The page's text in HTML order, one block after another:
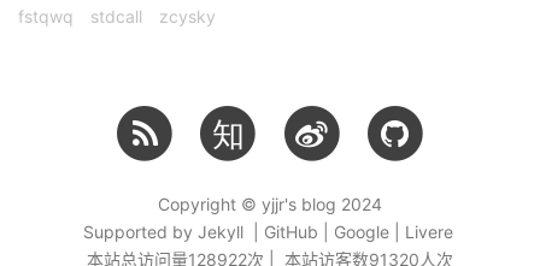
fstqwq
stdcall zcysky
知
Copyright © yjjr's blog 2024
Supported by Jekyll | GitHub | Google | Livere
本站总访问量128922次 | 本站访客数91320人次